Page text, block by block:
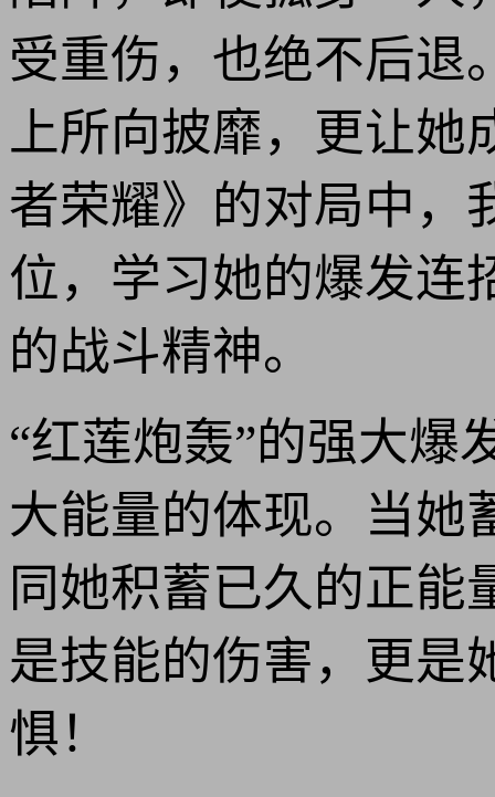
受重伤，也绝不后退
上所向披靡，更让她
者荣耀》的对局中，
位，学习她的爆发连
的战斗精神。
“红莲炮轰”的强大爆
大能量的体现。当她
同她积蓄已久的正能
是技能的伤害，更是
惧！